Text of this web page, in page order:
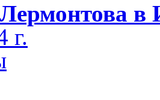
в
г.